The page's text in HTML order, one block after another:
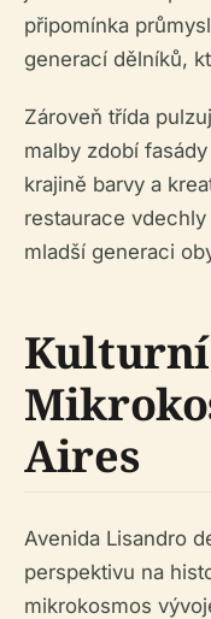
připomínka
generací dělníků,
Zároveň třída
malby zdobí
krajině barvy a
restaurace
mladší generaci
Kulturní
Aires
Avenida Lisandro
perspektivu na
mikrokosmos